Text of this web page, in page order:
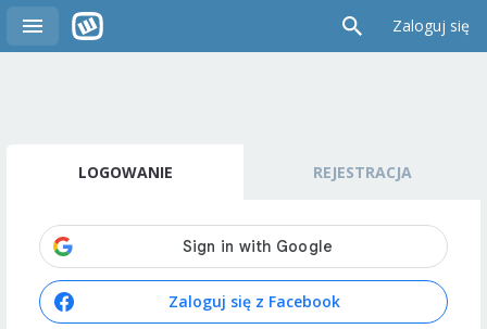
Zaloguj się
LOGOWANIE REJESTRACJA
Zaloguj się z Facebook